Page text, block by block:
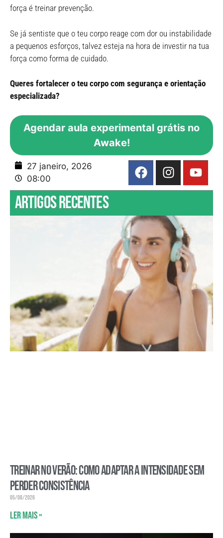
força é treinar prevenção.
Se já sentiste que o teu corpo reage com dor ou instabilidade
a pequenos esforços, talvez esteja na hora de investir na tua
força como forma de cuidado.
Queres fortalecer o teu corpo com segurança e orientação
especializada?
Agendar aula experimental grátis no
Awake!
27 janeiro, 2026
08:00
Artigos recentes
Treinar no verão: como adaptar a intensidade sem
perder consistência
05/08/2026
Ler mais »